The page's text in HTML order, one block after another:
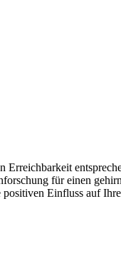
für einen
Einfluss auf